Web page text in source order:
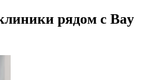
рядом с Bay